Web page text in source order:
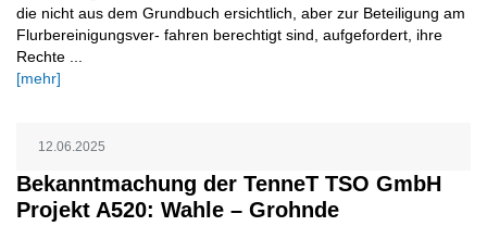
die nicht aus dem Grundbuch ersichtlich, aber zur Beteiligung am
Flurbereinigungsver- fahren berechtigt sind, aufgefordert, ihre
Rechte ...
[mehr]
12.06.2025
Bekanntmachung der TenneT TSO GmbH
Projekt A520: Wahle – Grohnde